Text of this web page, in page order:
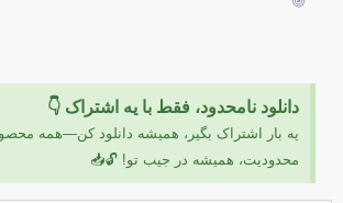
دانلود نامحدود، فقط با یه اشتراک 👇
یه بار اشتراک بگیر، همیشه دانلود کن—همه
محدودیت، همیشه در جیب تو! 🔓📥